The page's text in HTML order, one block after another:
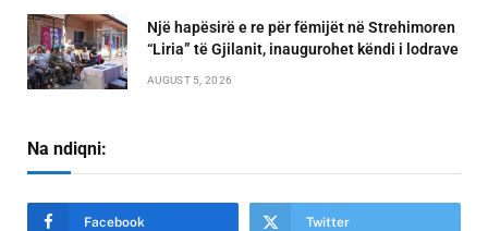
Një hapësirë e re për fëmijët në Strehimoren
“Liria” të Gjilanit, inaugurohet këndi i lodrave
AUGUST 5, 2026
Na ndiqni:
Facebook Twitter